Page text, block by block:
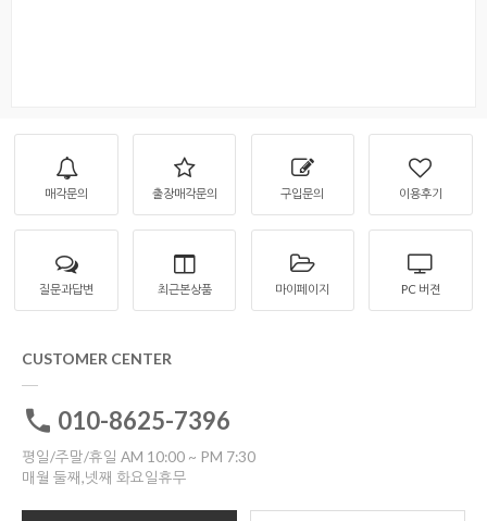
매각문의 출장매각문의 구입문의 이용후기
질문과답변 최근본상품 마이페이지 PC 버젼
CUSTOMER CENTER
010-8625-7396
평일/주말/휴일 AM 10:00 ~ PM 7:30
매월 둘째,넷째 화요일휴무